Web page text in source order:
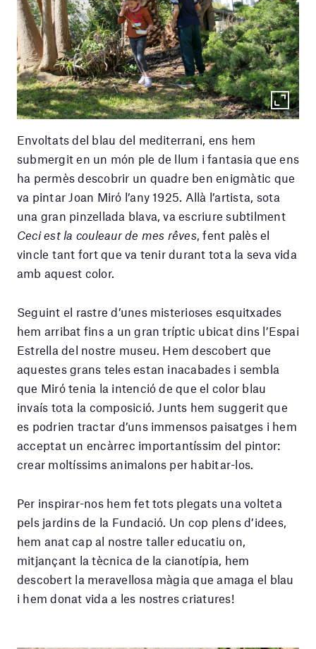
Envoltats del blau del mediterrani, ens hem
submergit en un món ple de llum i fantasia que ens
ha permès descobrir un quadre ben enigmàtic que
va pintar Joan Miró l’any 1925. Allà l’artista, sota
una gran pinzellada blava, va escriure subtilment
Ceci est la couleaur de mes rêves, fent palès el
vincle tant fort que va tenir durant tota la seva vida
amb aquest color.
Seguint el rastre d’unes misterioses esquitxades
hem arribat fins a un gran tríptic ubicat dins l’Espai
Estrella del nostre museu. Hem descobert que
aquestes grans teles estan inacabades i sembla
que Miró tenia la intenció de que el color blau
invaís tota la composició. Junts hem suggerit que
es podrien tractar d’uns immensos paisatges i hem
acceptat un encàrrec importantíssim del pintor:
crear moltíssims animalons per habitar-los.
Per inspirar-nos hem fet tots plegats una volteta
pels jardins de la Fundació. Un cop plens d’idees,
hem anat cap al nostre taller educatiu on,
mitjançant la tècnica de la cianotípia, hem
descobert la meravellosa màgia que amaga el blau
i hem donat vida a les nostres criatures!